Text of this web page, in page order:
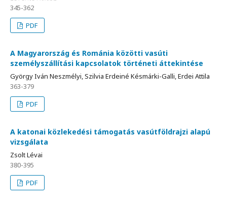
345-362
PDF
A Magyarország és Románia közötti vasúti
személyszállítási kapcsolatok történeti áttekintése
György Iván Neszmélyi, Szilvia Erdeiné Késmárki-Galli, Erdei Attila
363-379
PDF
A katonai közlekedési támogatás vasútföldrajzi alapú
vizsgálata
Zsolt Lévai
380-395
PDF